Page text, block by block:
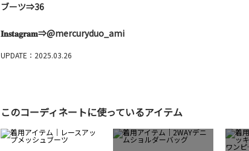
ブーツ⇒36
𝐈𝐧𝐬𝐭𝐚𝐠𝐫𝐚𝐦⇒@mercuryduo_ami
UPDATE：2025.03.26
このコーディネートに使っているアイテム